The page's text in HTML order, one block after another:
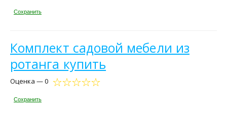
Сохранить
Комплект садовой мебели из
ротанга купить
Оценка — 0
Сохранить